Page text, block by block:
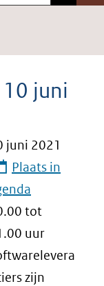
juni
juni 2021
Plaats in
tot
uur
zijn